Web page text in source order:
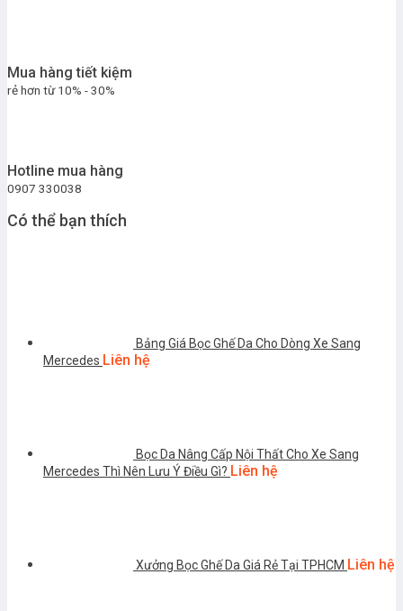
Mua hàng tiết kiệm
rẻ hơn từ 10% - 30%
Hotline mua hàng
0907 330038
Có thể bạn thích
Bảng Giá Bọc Ghế Da Cho Dòng Xe Sang
Mercedes Liên hệ
Bọc Da Nâng Cấp Nội Thất Cho Xe Sang
Mercedes Thì Nên Lưu Ý Điều Gì? Liên hệ
Xưởng Bọc Ghế Da Giá Rẻ Tại TPHCM Liên hệ